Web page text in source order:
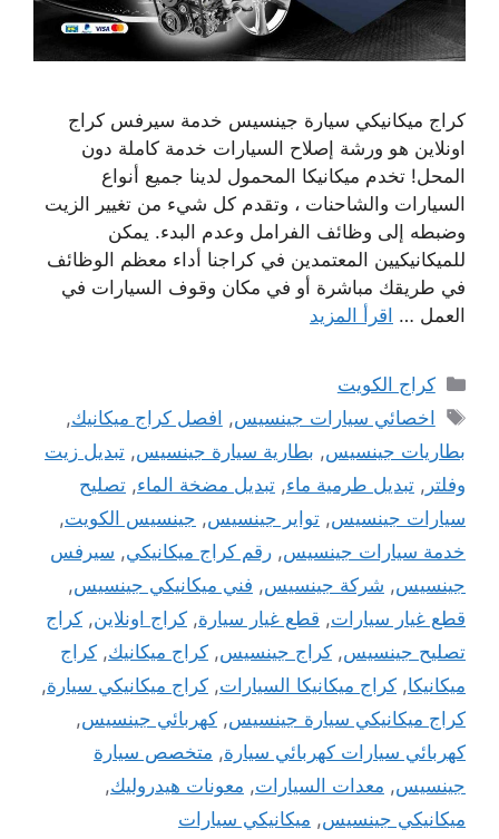
كراج ميكانيكي سيارة جينسيس خدمة سيرفس كراج
اونلاين هو ورشة إصلاح السيارات خدمة كاملة دون
المحل! تخدم ميكانيكا المحمول لدينا جميع أنواع
السيارات والشاحنات ، وتقدم كل شيء من تغيير الزيت
وضبطه إلى وظائف الفرامل وعدم البدء. يمكن
للميكانيكيين المعتمدين في كراجنا أداء معظم الوظائف
في طريقك مباشرة أو في مكان وقوف السيارات في
العمل … اقرأ المزيد
التصنيفات
كراج الكويت
الوسوم
اخصائي سيارات جينسيس, افصل كراج ميكانيك,
بطاريات جينسيس, بطارية سيارة جينسيس, تبديل زيت
وفلتر , تبديل طرمية ماء, تبديل مضخة الماء, تصليح
سيارات جينسيس, تواير جينسيس, جينسيس الكويت,
خدمة سيارات جينسيس, رقم كراج ميكانيكي, سيرفس
جينسيس, شركة جينسيس, فني ميكانيكي جينسيس,
قطع غيار سيارات, قطع غيار سيارة, كراج اونلاين, كراج
تصليح جينسيس, كراج جينسيس, كراج ميكانيك, كراج
ميكانيكا, كراج ميكانيكا السيارات, كراج ميكانيكي سيارة,
كراج ميكانيكي سيارة جينسيس, كهربائي جينسيس,
كهربائي سيارات كهربائي سيارة, متخصص سيارة
جينسيس, معدات السيارات, معونات هيدروليك,
ميكانيكي جينسيس, ميكانيكي سيارات